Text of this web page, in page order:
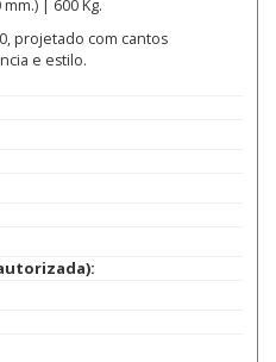
| 600 Kg.
projetado com cantos
e estilo.